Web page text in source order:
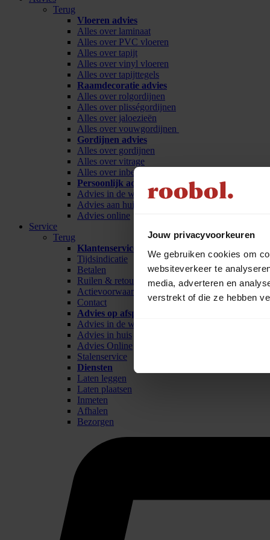
Jouw privacyvoorkeuren
We gebruiken cookies om
websiteverkeer te
media, adverteren en
verstrekt of die ze hebben
Terug
Vloeren advies
Alles over laminaat
Alles over PVC vloeren
Alles over tapijt
Alles over vinyl vloeren
Alles over tapijttegels
Raamdecoratie advies
Alles over rolgordijnen
Alles over plisségordijnen
Alles over jaloezieën
Alles over vouwgordijnen
Gordijnen advies
Alles over gordijnen
Alles over vitrage
Alles over inbetween
Persoonlijk advies
Advies in de winkel
Advies aan huis
Advies online
Service
Terug
Klantenservice
Tijdsindicatie
Betalen
Ruilen & retour
Actievoorwaarden
Contact
Advies op afspraak
Advies in de winkel
Advies in huis
Advies Online
Stalenservice
Diensten
Laten leggen
Laten plaatsen
Inmeten
Afhalen
Bezorgen